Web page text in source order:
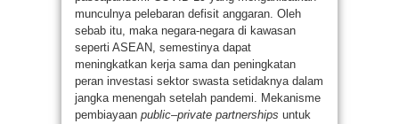
munculnya pelebaran defisit anggaran. Oleh
sebab itu, maka negara-negara di kawasan
seperti ASEAN, semestinya dapat
meningkatkan kerja sama dan peningkatan
peran investasi sektor swasta setidaknya dalam
jangka menengah setelah pandemi. Mekanisme
pembiayaan public–private partnerships untuk